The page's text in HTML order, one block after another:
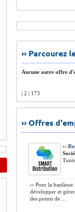
››
Aucune autre offre
| 2 | 173
›› Offres
››
›› Pour la banlieue
développer et
des points de ...